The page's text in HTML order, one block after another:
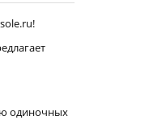
одиночных